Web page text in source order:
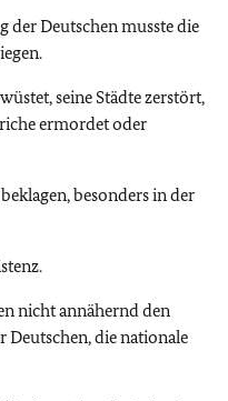
der Deutschen musste die
seine Städte zerstört,
ermordet oder
besonders in der
nicht annähernd den
Deutschen, die nationale